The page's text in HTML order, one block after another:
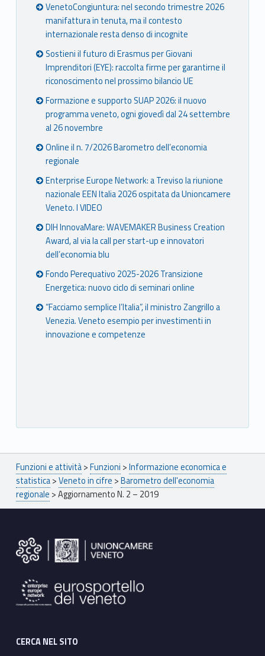
VenetoCongiuntura: nel secondo trimestre 2026
manifattura in tenuta, ma il contesto
internazionale resta denso di incognite
Sostieni il futuro di Erasmus per Giovani
Imprenditori (EYE): raccolta firme per garantirne il
riconoscimento nel prossimo bilancio UE
Formazione e supporto SUAP 2026: il nuovo
programma veneto, ogni giovedì dal 24 settembre
al 26 novembre
Online il n. 7/2026 Barometro dell’economia
regionale
Enterprise Europe Network: a Treviso la riunione
nazionale EEN Italia 2026 ospitata da Unioncamere
Veneto. I VIDEO
DIH InnovaMare: WAVEMAKER Business Creation
Award, al via la call per start-up e innovatori
dell’economia blu
Fondo Perequativo 2025-2026 Transizione
Energetica: nuovo ciclo di seminari online
“Facciamo semplice l’Italia”, il ministro Zangrillo a
Venezia. Veneto esempio per investimenti in
innovazione e competenze
Breadcrumbs navigation
Funzioni e attività>Funzioni >Informazione economica e
statistica>Veneto in cifre >Barometro dell'economia
regionale >Aggiornamento N. 2 – 2019
CERCA NEL SITO